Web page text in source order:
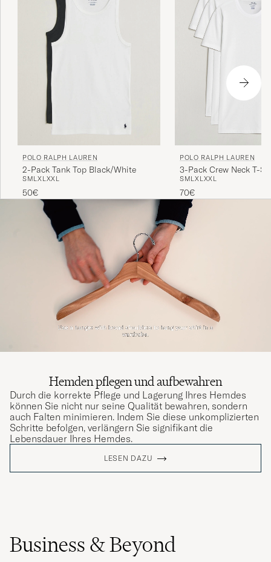
POLO RALPH LAUREN
2-Pack Tank Top Black/White
SMLXLXXL
50€
POLO RALPH LAUREN
3-Pack Crew Neck T-
SMLXLXXL
70€
Hemden pflegen und aufbewahren
Durch die korrekte Pflege und Lagerung Ihres Hemdes
können Sie nicht nur seine Qualität bewahren, sondern
auch Falten minimieren. Indem Sie diese unkomplizierten
Schritte befolgen, verlängern Sie signifikant die
Lebensdauer Ihres Hemdes.
LESEN DAZU
Business & Beyond